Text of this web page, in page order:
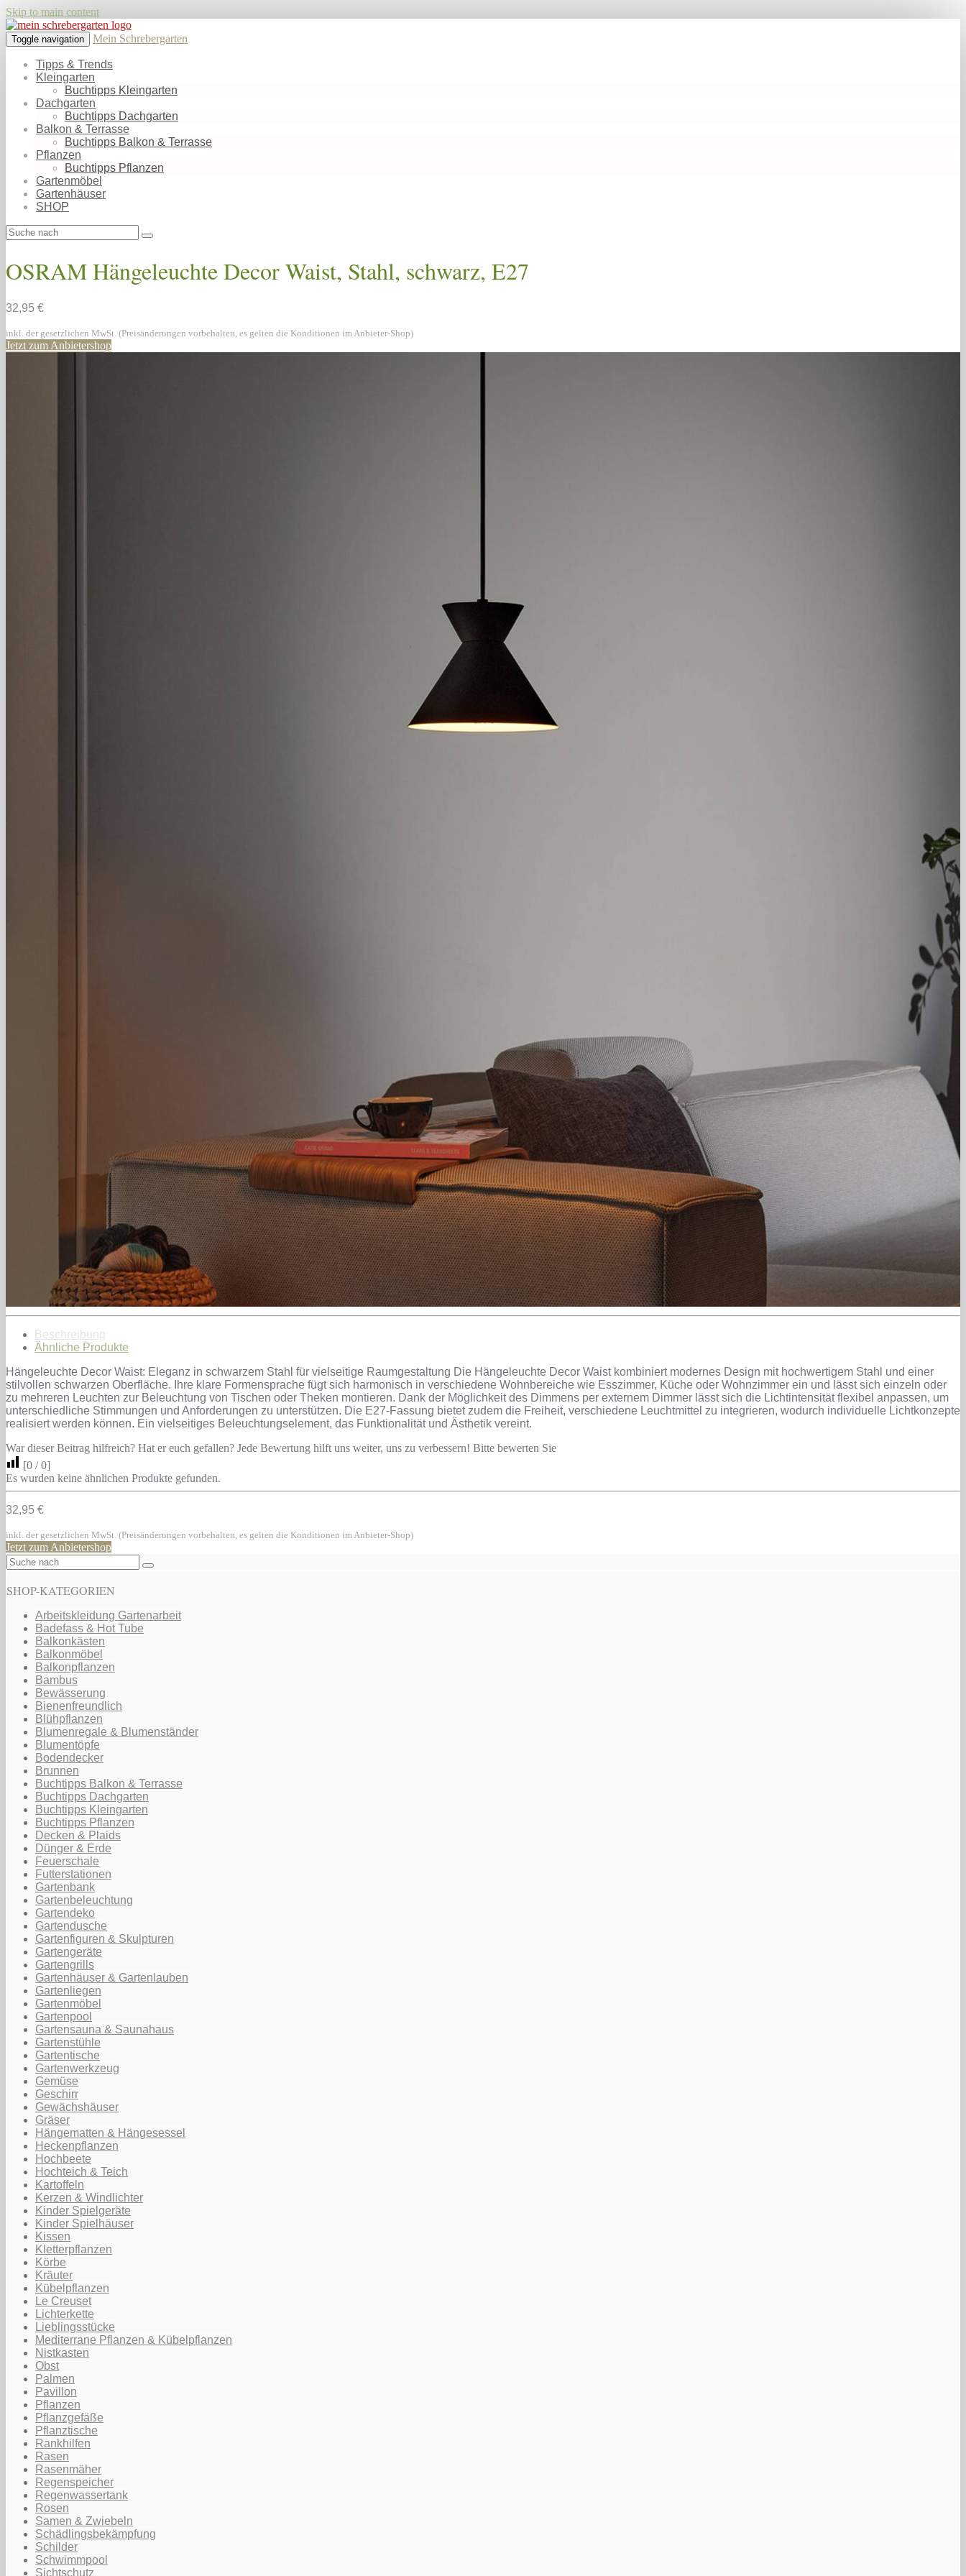
Skip to main content
Toggle navigation Mein Schrebergarten
Tipps & Trends
Kleingarten
Buchtipps Kleingarten
Dachgarten
Buchtipps Dachgarten
Balkon & Terrasse
Buchtipps Balkon & Terrasse
Pflanzen
Buchtipps Pflanzen
Gartenmöbel
Gartenhäuser
SHOP
OSRAM Hängeleuchte Decor Waist, Stahl, schwarz, E27
32,95 €
inkl. der gesetzlichen MwSt. (Preisänderungen vorbehalten, es gelten die Konditionen im Anbieter-Shop)
Jetzt zum Anbietershop
Beschreibung
Ähnliche Produkte
Hängeleuchte Decor Waist: Eleganz in schwarzem Stahl für vielseitige Raumgestaltung Die Hängeleuchte Decor Waist kombiniert modernes Design mit hochwertigem Stahl und einer
stilvollen schwarzen Oberfläche. Ihre klare Formensprache fügt sich harmonisch in verschiedene Wohnbereiche wie Esszimmer, Küche oder Wohnzimmer ein und lässt sich einzeln oder
zu mehreren Leuchten zur Beleuchtung von Tischen oder Theken montieren. Dank der Möglichkeit des Dimmens per externem Dimmer lässt sich die Lichtintensität flexibel anpassen, um
unterschiedliche Stimmungen und Anforderungen zu unterstützen. Die E27-Fassung bietet zudem die Freiheit, verschiedene Leuchtmittel zu integrieren, wodurch individuelle Lichtkonzepte
realisiert werden können. Ein vielseitiges Beleuchtungselement, das Funktionalität und Ästhetik vereint.
War dieser Beitrag hilfreich? Hat er euch gefallen? Jede Bewertung hilft uns weiter, uns zu verbessern! Bitte bewerten Sie
[0 /0]
Es wurden keine ähnlichen Produkte gefunden.
32,95 €
inkl. der gesetzlichen MwSt. (Preisänderungen vorbehalten, es gelten die Konditionen im Anbieter-Shop)
Jetzt zum Anbietershop
SHOP-KATEGORIEN
Arbeitskleidung Gartenarbeit
Badefass & Hot Tube
Balkonkästen
Balkonmöbel
Balkonpflanzen
Bambus
Bewässerung
Bienenfreundlich
Blühpflanzen
Blumenregale & Blumenständer
Blumentöpfe
Bodendecker
Brunnen
Buchtipps Balkon & Terrasse
Buchtipps Dachgarten
Buchtipps Kleingarten
Buchtipps Pflanzen
Decken & Plaids
Dünger & Erde
Feuerschale
Futterstationen
Gartenbank
Gartenbeleuchtung
Gartendeko
Gartendusche
Gartenfiguren & Skulpturen
Gartengeräte
Gartengrills
Gartenhäuser & Gartenlauben
Gartenliegen
Gartenmöbel
Gartenpool
Gartensauna & Saunahaus
Gartenstühle
Gartentische
Gartenwerkzeug
Gemüse
Geschirr
Gewächshäuser
Gräser
Hängematten & Hängesessel
Heckenpflanzen
Hochbeete
Hochteich & Teich
Kartoffeln
Kerzen & Windlichter
Kinder Spielgeräte
Kinder Spielhäuser
Kissen
Kletterpflanzen
Körbe
Kräuter
Kübelpflanzen
Le Creuset
Lichterkette
Lieblingsstücke
Mediterrane Pflanzen & Kübelpflanzen
Nistkasten
Obst
Palmen
Pavillon
Pflanzen
Pflanzgefäße
Pflanztische
Rankhilfen
Rasen
Rasenmäher
Regenspeicher
Regenwassertank
Rosen
Samen & Zwiebeln
Schädlingsbekämpfung
Schilder
Schwimmpool
Sichtschutz